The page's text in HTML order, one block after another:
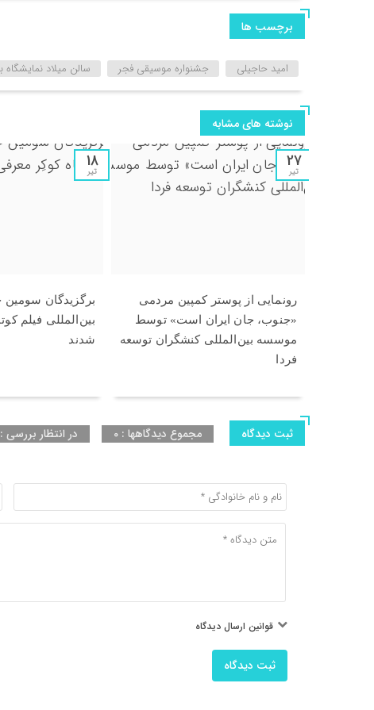
برچسب ها
امید حاجیلی جشنواره موسیقی فجر سالن میلاد نمایشگاه
نوشته های مشابه
27
تیر
رونمایی از پوستر کمپین مردمی
«جنوب، جان ایران است» توسط
موسسه بین‌المللی کنشگران توسعه
فردا
18
تیر
برگزیدگان سومین
بین‌المللی فیلم
شدند
ثبت دیدگاه مجموع دیدگاهها : 0 در انتظار بررسی : 0
قوانین ارسال دیدگاه
ثبت دیدگاه